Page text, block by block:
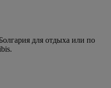
для отдыха или по